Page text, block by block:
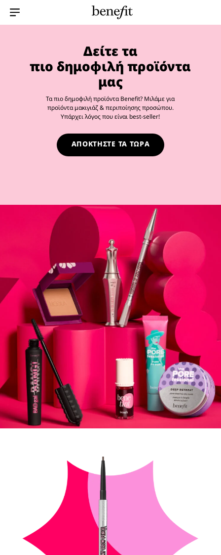
Δείτε τα
πιο δημοφιλή προϊόντα
μας
Τα πιο δημοφιλή προϊόντα Benefit? Μιλάμε για
προϊόντα μακιγιάζ & περιποίησης προσώπου.
Υπάρχει λόγος που είναι best-seller!
ΑΠΟΚΤΗΣΤΕ ΤΑ ΤΩΡΑ